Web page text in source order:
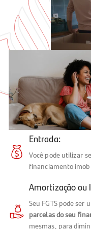
Entrada:
Você pode utilizar
financiamento
Amortização ou
Seu FGTS pode ser
parcelas do seu
mesmas, para